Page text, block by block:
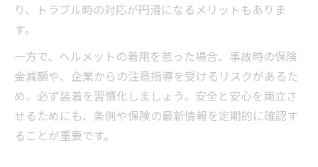
り、トラブル時の対応が円滑になるメリットもありま
す。
一方で、ヘルメットの着用を怠った場合、事故時の保険
金減額や、企業からの注意指導を受けるリスクがあるた
め、必ず装着を習慣化しましょう。安全と安心を両立さ
せるためにも、条例や保険の最新情報を定期的に確認す
ることが重要です。